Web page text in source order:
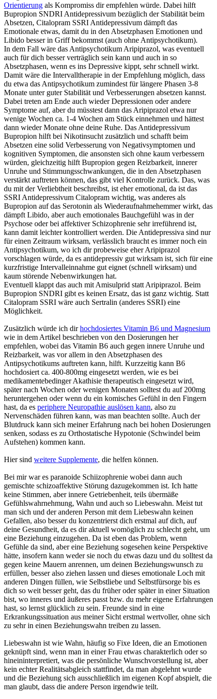
Orientierung als Kompromiss dir empfehlen würde. Dabei hilft
Bupropion SNDRI Antidepressivum bezüglich der Stabilität beim
Absetzen, Citalopram SSRI Antidepressivum dämpft das
Emotionale etwas, damit du in den Absetzphasen Emotionen und
Libido besser in Griff bekommst (auch ohne Antipsychotikum).
In dem Fall wäre das Antipsychotikum Aripiprazol, was eventuell
auch für dich besser verträglich sein kann und auch in so
Absetzphasen, wenn es ins Depressive kippt, sehr schnell wirkt.
Damit wäre die Intervalltherapie in der Empfehlung möglich, dass
du etwa das Antipsychotikum zumindest für längere Phasen 3-8
Monate unter guter Stabilität und Verbesserungen absetzen kannst.
Dabei treten am Ende auch wieder Depressionen oder andere
Symptome auf, aber du müsstest dann das Aripiprazol etwa nur
wenige Wochen ca. 1-4 Wochen am Stück einnehmen und hättest
dann wieder Monate ohne deine Ruhe. Das Antidepressivum
Bupropion hilft bei Nikotinsucht zusätzlich und schafft beim
Absetzen eine solid Verbesserung von Negativsymptomen und
kognitiven Symptomen, die ansonsten sich ohne kaum verbessern
würden, gleichzeitig hilft Bupropion gegen Reizbarkeit, innerer
Unruhe und Stimmungsschwankungen, die in den Absetzphasen
verstärkt auftreten können, das gibt viel Kontrolle zurück. Das, was
du mit der Verliebtheit beschreibst, ist eher emotional, da ist das
SSRI Antidepressivum Citalopram wichtig, was anderes als
Bupropion auf das Serotonin als Wiederaufnahmehemmer wirkt, das
dämpft Libido, aber auch emotionales Bauchgefühl was in der
Psychose oder bei affektiver Schizophrenie sehr irreführend ist,
kann damit leichter kontrolliert werden. Die Antidepressiva sind nur
für einen Zeitraum wirksam, verlässlich braucht es immer noch ein
Antipsychotikum, wo ich dir probeweise eher Aripiprazol
vorschlagen würde, da es antidepressiv gut wirksam ist, sich für eine
kurzfristige Intervalleinnahme gut eignet (schnell wirksam) und
kaum störende Nebenwirkungen hat.
Eventuell klappt das auch mit Amisulprid statt Aripiprazol. Beim
Bupropion SNDRI gibt es keinen Ersatz, das ist ganz wichtig. Statt
Citalopram SSRI wäre auch Sertralin (anderes SSRI) eine
Möglichkeit.
Zusätzlich würde ich dirhochdosiertes Vitamin B6 und Magnesium
wie in dem Artikel beschrieben von den Dosierungen her
empfehlen, wobei das Vitamin B6 auch gegen innere Unruhe und
Reizbarkeit, was vor allem in den Absetzphasen des
Antipsychotikums auftreten kann, hilft. Kurzzeitig kann B6
hochdosiert ca. 400-800mg eingesetzt werden, wie es bei
medikamentebedinger Akathisie therapeutisch eingesetzt wird,
später nach Wochen oder wenigen Monaten solltest du auf 200mg
heruntergehen oder wenn du ein komisches Gefühl in den Fingern
hast, da es periphere Neuropathie auslösen kann, also zu
Nervenschäden führen kann, was man beachten sollte. Auch der
Blutdruck kann sich meiner Erfahrung nach bei hohen Dosierungen
senken, sodass es zu Orthostatische Hypotonie (Schwindel beim
Aufstehen) kommen kann.
Hier sind weitere Supplemente, die helfen können.
Bei mir war es paranoide Schiizophrenie wobei dann auch
gemischte schizoaffektive Störung dazugekommen ist. Ich hatte
keine Stimmen, aber innere Getriebenheit, teils übermäße
Gefühlswahrnehmung, Wahn und auch so Liebeswahn. Meist tut
man sich und der anderen Person mit dem Liebeswahn keinen
Gefallen, also besser du konzentrierst dich erstmal auf dich, auf
deine Gesundheit, da es dir aktuell womöglich zu schlecht geht, um
eine Beziehung einzugehen. Da ist eben das Problem, wenn
Gefühle da sind, aber eine Beziehung sogesehen keine Perspektive
hätte, insofern kann weder sie noch du etwas dazu und du solltest da
gegen keine Mauern anrennen, um deinen Beziehungswunsch zu
erfüllen, besser also ziehen lassen und dieses emotionale Loch mit
anderen Dingen füllen, wie Selbstliebe und Selbstfürsorge bis es
dich so weit besser geht, das du früher oder später in einer Situation
bist, wo inneres und äußeres passt bzw. du mehr eigene Erfahrungen
hast, so lernst glücklich zu sein. Freunde sind in eine
Erkrankungssituation aus meiner Sicht erstmal wertvoller, ohne sich
zu sehr in einen Beziehungswahn treiben zu lassen.
Liebeswahn ist wie Wahn, häufig so Fixe Ideen, die an Emotionen
geknüpft sind, wenn man in einer Frau etwas charakterlich oder so
hineininterpretiert, was die persönliche Wunschvorstellung ist, aber
kein echter Realitätsabgleich stattfindet, da man abgelehnt wurde
und die Beziehung sich ausschließlich im eigenen Kopf abspielt, die
man glaubt, dass die andere Person irgendwie teilt.